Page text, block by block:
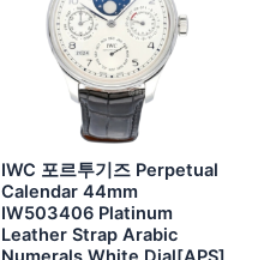
IWC 포르투기즈 Perpetual
Calendar 44mm
IW503406 Platinum
Leather Strap Arabic